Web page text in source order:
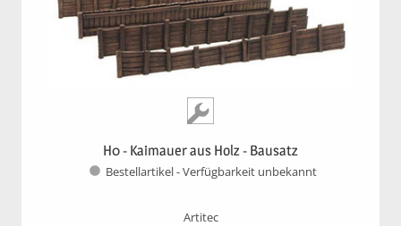
H0 - Kaimauer aus Holz - Bausatz
Bestellartikel - Verfügbarkeit unbekannt
Artitec